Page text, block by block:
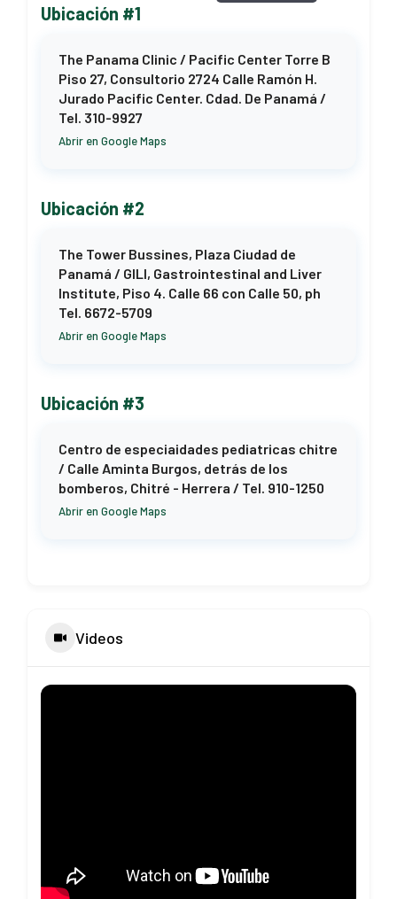
Ubicación #1
The Panama Clinic / Pacific Center Torre B
Piso 27, Consultorio 2724 Calle Ramón H.
Jurado Pacific Center. Cdad. De Panamá /
Tel. 310-9927
Abrir en Google Maps
Ubicación #2
The Tower Bussines, Plaza Ciudad de
Panamá / GILI, Gastrointestinal and Liver
Institute, Piso 4. Calle 66 con Calle 50, ph
Tel. 6672-5709
Abrir en Google Maps
Ubicación #3
Centro de especiaidades pediatricas chitre
/ Calle Aminta Burgos, detrás de los
bomberos, Chitré - Herrera / Tel. 910-1250
Abrir en Google Maps
Videos